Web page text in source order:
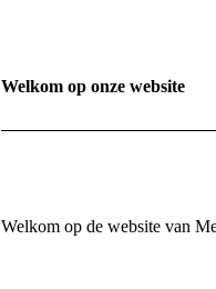
Welkom op onze website
Welkom op de website van